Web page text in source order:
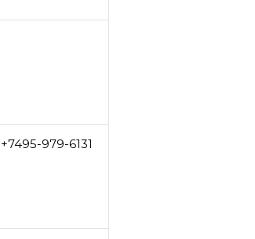
+7495-979-6131